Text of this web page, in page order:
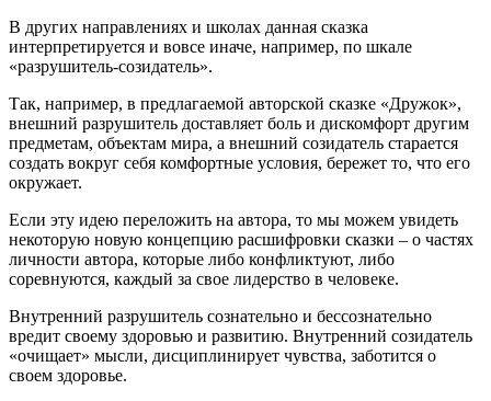
В других направлениях и школах данная сказка
интерпретируется и вовсе иначе, например, по шкале
«разрушитель-созидатель».
Так, например, в предлагаемой авторской сказке «Дружок»,
внешний разрушитель доставляет боль и дискомфорт другим
предметам, объектам мира, а внешний созидатель старается
создать вокруг себя комфортные условия, бережет то, что его
окружает.
Если эту идею переложить на автора, то мы можем увидеть
некоторую новую концепцию расшифровки сказки – о частях
личности автора, которые либо конфликтуют, либо
соревнуются, каждый за свое лидерство в человеке.
Внутренний разрушитель сознательно и бессознательно
вредит своему здоровью и развитию. Внутренний созидатель
«очищает» мысли, дисциплинирует чувства, заботится о
своем здоровье.